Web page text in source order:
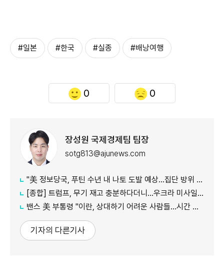
#일본 #한국 #실종 #배낭여행
0 0
장성원 국제경제팀 팀장
sotg813@ajunews.com
"美 정보당국, 푸틴 수년 내 나토 도발 예상…집단 방위 시험 목적"
[종합] 트럼프, 무기 재고 충분하다더니…우크라 미사일 요청에 "우리도 필요"
밴스 美 부통령 "이란, 상대하기 어려운 사람들…시간 걸릴 것"
기자의 다른기사